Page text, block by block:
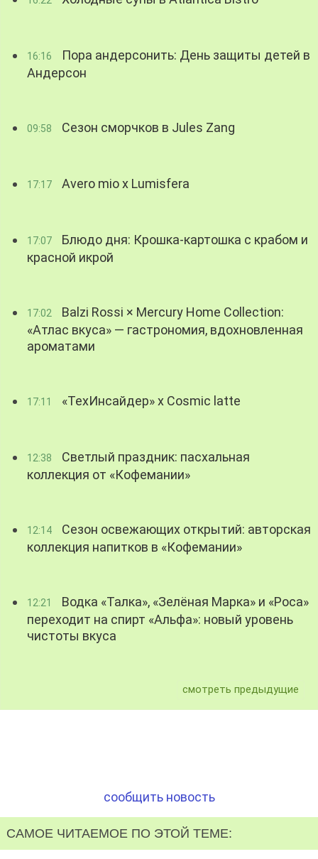
16:16
Пора андерсонить: День защиты детей в
Андерсон
09:58 Сезон сморчков в Jules Zang
17:17 Avero mio x Lumisfera
17:07
Блюдо дня: Крошка-картошка с крабом и
красной икрой
17:02
Balzi Rossi × Mercury Home Collection:
«Атлас вкуса» — гастрономия, вдохновленная
ароматами
17:11 «ТехИнсайдер» х Cosmic latte
12:38
Светлый праздник: пасхальная
коллекция от «Кофемании»
12:14
Сезон освежающих открытий: авторская
коллекция напитков в «Кофемании»
12:21
Водка «Талка», «Зелёная Марка» и «Роса»
переходит на спирт «Альфа»: новый уровень
чистоты вкуса
смотреть предыдущие
сообщить новость
САМОЕ ЧИТАЕМОЕ ПО ЭТОЙ ТЕМЕ: